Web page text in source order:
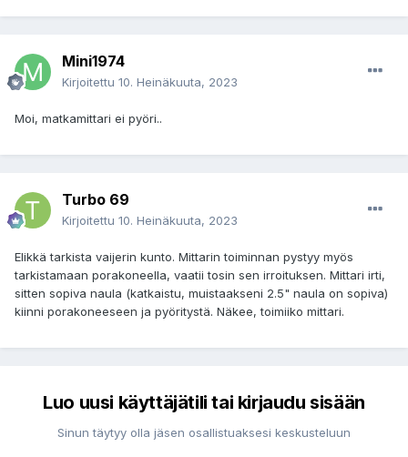
Mini1974
Kirjoitettu 10. Heinäkuuta, 2023
Moi, matkamittari ei pyöri..
Turbo 69
Kirjoitettu 10. Heinäkuuta, 2023
Elikkä tarkista vaijerin kunto. Mittarin toiminnan pystyy myös
tarkistamaan porakoneella, vaatii tosin sen irroituksen. Mittari irti,
sitten sopiva naula (katkaistu, muistaakseni 2.5" naula on sopiva)
kiinni porakoneeseen ja pyöritystä. Näkee, toimiiko mittari.
Luo uusi käyttäjätili tai kirjaudu sisään
Sinun täytyy olla jäsen osallistuaksesi keskusteluun